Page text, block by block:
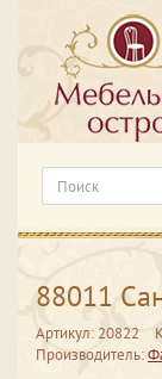
88011
Артикул: 20822
Производитель: